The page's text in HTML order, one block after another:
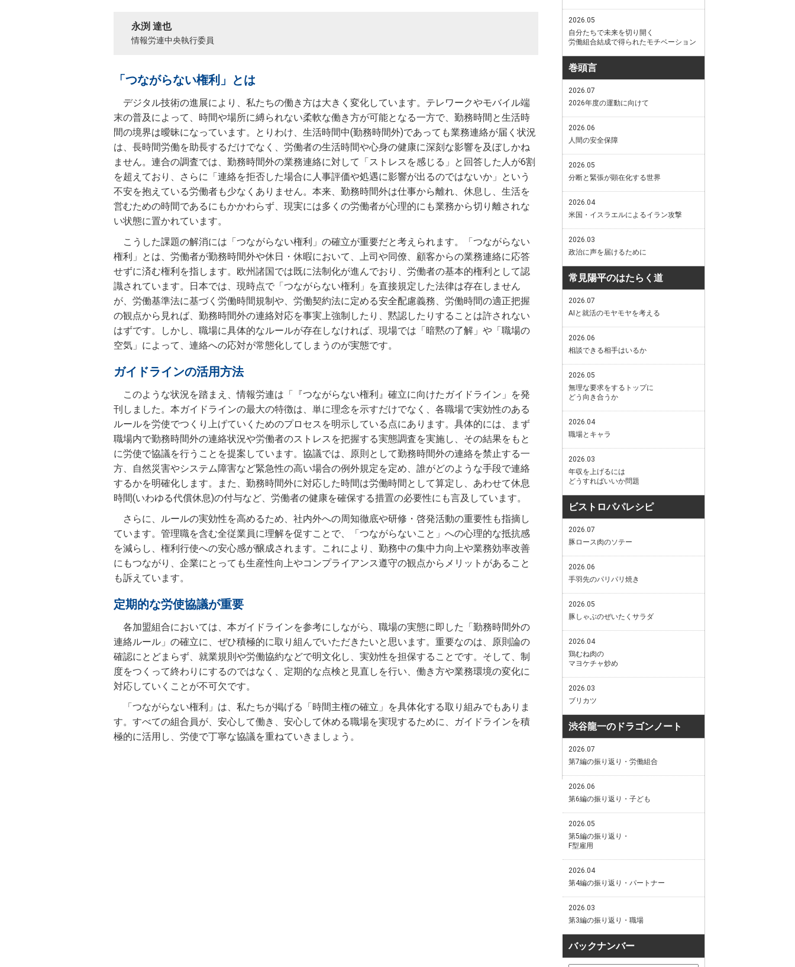
永渕 達也
情報労連中央執行委員
「つながらない権利」とは
デジタル技術の進展により、私たちの働き方は大きく変化しています。テレワークやモバイル端
末の普及によって、時間や場所に縛られない柔軟な働き方が可能となる一方で、勤務時間と生活時
間の境界は曖昧になっています。とりわけ、生活時間中(勤務時間外)であっても業務連絡が届く状況
は、長時間労働を助長するだけでなく、労働者の生活時間や心身の健康に深刻な影響を及ぼしかね
ません。連合の調査では、勤務時間外の業務連絡に対して「ストレスを感じる」と回答した人が6割
を超えており、さらに「連絡を拒否した場合に人事評価や処遇に影響が出るのではないか」という
不安を抱えている労働者も少なくありません。本来、勤務時間外は仕事から離れ、休息し、生活を
営むための時間であるにもかかわらず、現実には多くの労働者が心理的にも業務から切り離されな
い状態に置かれています。
こうした課題の解消には「つながらない権利」の確立が重要だと考えられます。「つながらない
権利」とは、労働者が勤務時間外や休日・休暇において、上司や同僚、顧客からの業務連絡に応答
せずに済む権利を指します。欧州諸国では既に法制化が進んでおり、労働者の基本的権利として認
識されています。日本では、現時点で「つながらない権利」を直接規定した法律は存在しません
が、労働基準法に基づく労働時間規制や、労働契約法に定める安全配慮義務、労働時間の適正把握
の観点から見れば、勤務時間外の連絡対応を事実上強制したり、黙認したりすることは許されない
はずです。しかし、職場に具体的なルールが存在しなければ、現場では「暗黙の了解」や「職場の
空気」によって、連絡への応対が常態化してしまうのが実態です。
ガイドラインの活用方法
このような状況を踏まえ、情報労連は「『つながらない権利』確立に向けたガイドライン」を発
刊しました。本ガイドラインの最大の特徴は、単に理念を示すだけでなく、各職場で実効性のある
ルールを労使でつくり上げていくためのプロセスを明示している点にあります。具体的には、まず
職場内で勤務時間外の連絡状況や労働者のストレスを把握する実態調査を実施し、その結果をもと
に労使で協議を行うことを提案しています。協議では、原則として勤務時間外の連絡を禁止する一
方、自然災害やシステム障害など緊急性の高い場合の例外規定を定め、誰がどのような手段で連絡
するかを明確化します。また、勤務時間外に対応した時間は労働時間として算定し、あわせて休息
時間(いわゆる代償休息)の付与など、労働者の健康を確保する措置の必要性にも言及しています。
さらに、ルールの実効性を高めるため、社内外への周知徹底や研修・啓発活動の重要性も指摘し
ています。管理職を含む全従業員に理解を促すことで、「つながらないこと」への心理的な抵抗感
を減らし、権利行使への安心感が醸成されます。これにより、勤務中の集中力向上や業務効率改善
にもつながり、企業にとっても生産性向上やコンプライアンス遵守の観点からメリットがあること
も訴えています。
定期的な労使協議が重要
各加盟組合においては、本ガイドラインを参考にしながら、職場の実態に即した「勤務時間外の
連絡ルール」の確立に、ぜひ積極的に取り組んでいただきたいと思います。重要なのは、原則論の
確認にとどまらず、就業規則や労働協約などで明文化し、実効性を担保することです。そして、制
度をつくって終わりにするのではなく、定期的な点検と見直しを行い、働き方や業務環境の変化に
対応していくことが不可欠です。
「つながらない権利」は、私たちが掲げる「時間主権の確立」を具体化する取り組みでもありま
す。すべての組合員が、安心して働き、安心して休める職場を実現するために、ガイドラインを積
極的に活用し、労使で丁寧な協議を重ねていきましょう。
2026.05
自分たちで未来を切り開く
労働組合結成で得られたモチベーション
巻頭言
2026.07
2026年度の運動に向けて
2026.06
人間の安全保障
2026.05
分断と緊張が顕在化する世界
2026.04
米国・イスラエルによるイラン攻撃
2026.03
政治に声を届けるために
常見陽平のはたらく道
2026.07
AIと就活のモヤモヤを考える
2026.06
相談できる相手はいるか
2026.05
無理な要求をするトップに
どう向き合うか
2026.04
職場とキャラ
2026.03
年収を上げるには
どうすればいいか問題
ビストロパパレシピ
2026.07
豚ロース肉のソテー
2026.06
手羽先のパリパリ焼き
2026.05
豚しゃぶのぜいたくサラダ
2026.04
鶏むね肉の
マヨケチャ炒め
2026.03
ブリカツ
渋谷龍一のドラゴンノート
2026.07
第7編の振り返り・労働組合
2026.06
第6編の振り返り・子ども
2026.05
第5編の振り返り・
F型雇用
2026.04
第4編の振り返り・パートナー
2026.03
第3編の振り返り・職場
バックナンバー